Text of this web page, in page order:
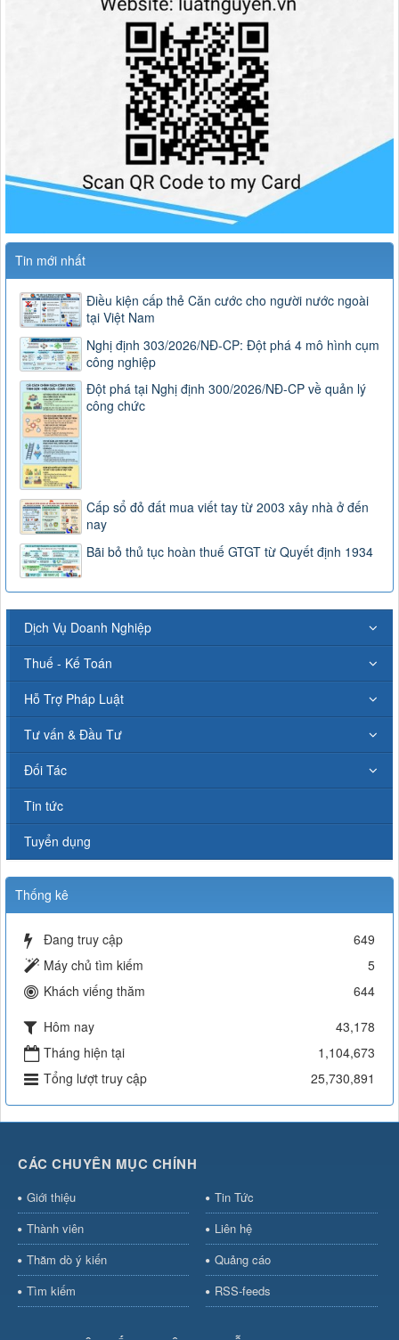
Tin mới nhất
Điều kiện cấp thẻ Căn cước cho người nước ngoài
tại Việt Nam
Nghị định 303/2026/NĐ-CP: Đột phá 4 mô hình cụm
công nghiệp
Đột phá tại Nghị định 300/2026/NĐ-CP về quản lý
công chức
Cấp sổ đỏ đất mua viết tay từ 2003 xây nhà ở đến
nay
Bãi bỏ thủ tục hoàn thuế GTGT từ Quyết định 1934
Dịch Vụ Doanh Nghiệp
Thuế - Kế Toán
Hỗ Trợ Pháp Luật
Tư vấn & Đầu Tư
Đối Tác
Tin tức
Tuyển dụng
Thống kê
Đang truy cập
649
Máy chủ tìm kiếm
5
Khách viếng thăm
644
Hôm nay
43,178
Tháng hiện tại
1,104,673
Tổng lượt truy cập
25,730,891
CÁC CHUYÊN MỤC CHÍNH
Giới thiệu
Tin Tức
Thành viên
Liên hệ
Thăm dò ý kiến
Quảng cáo
Tìm kiếm
RSS-feeds